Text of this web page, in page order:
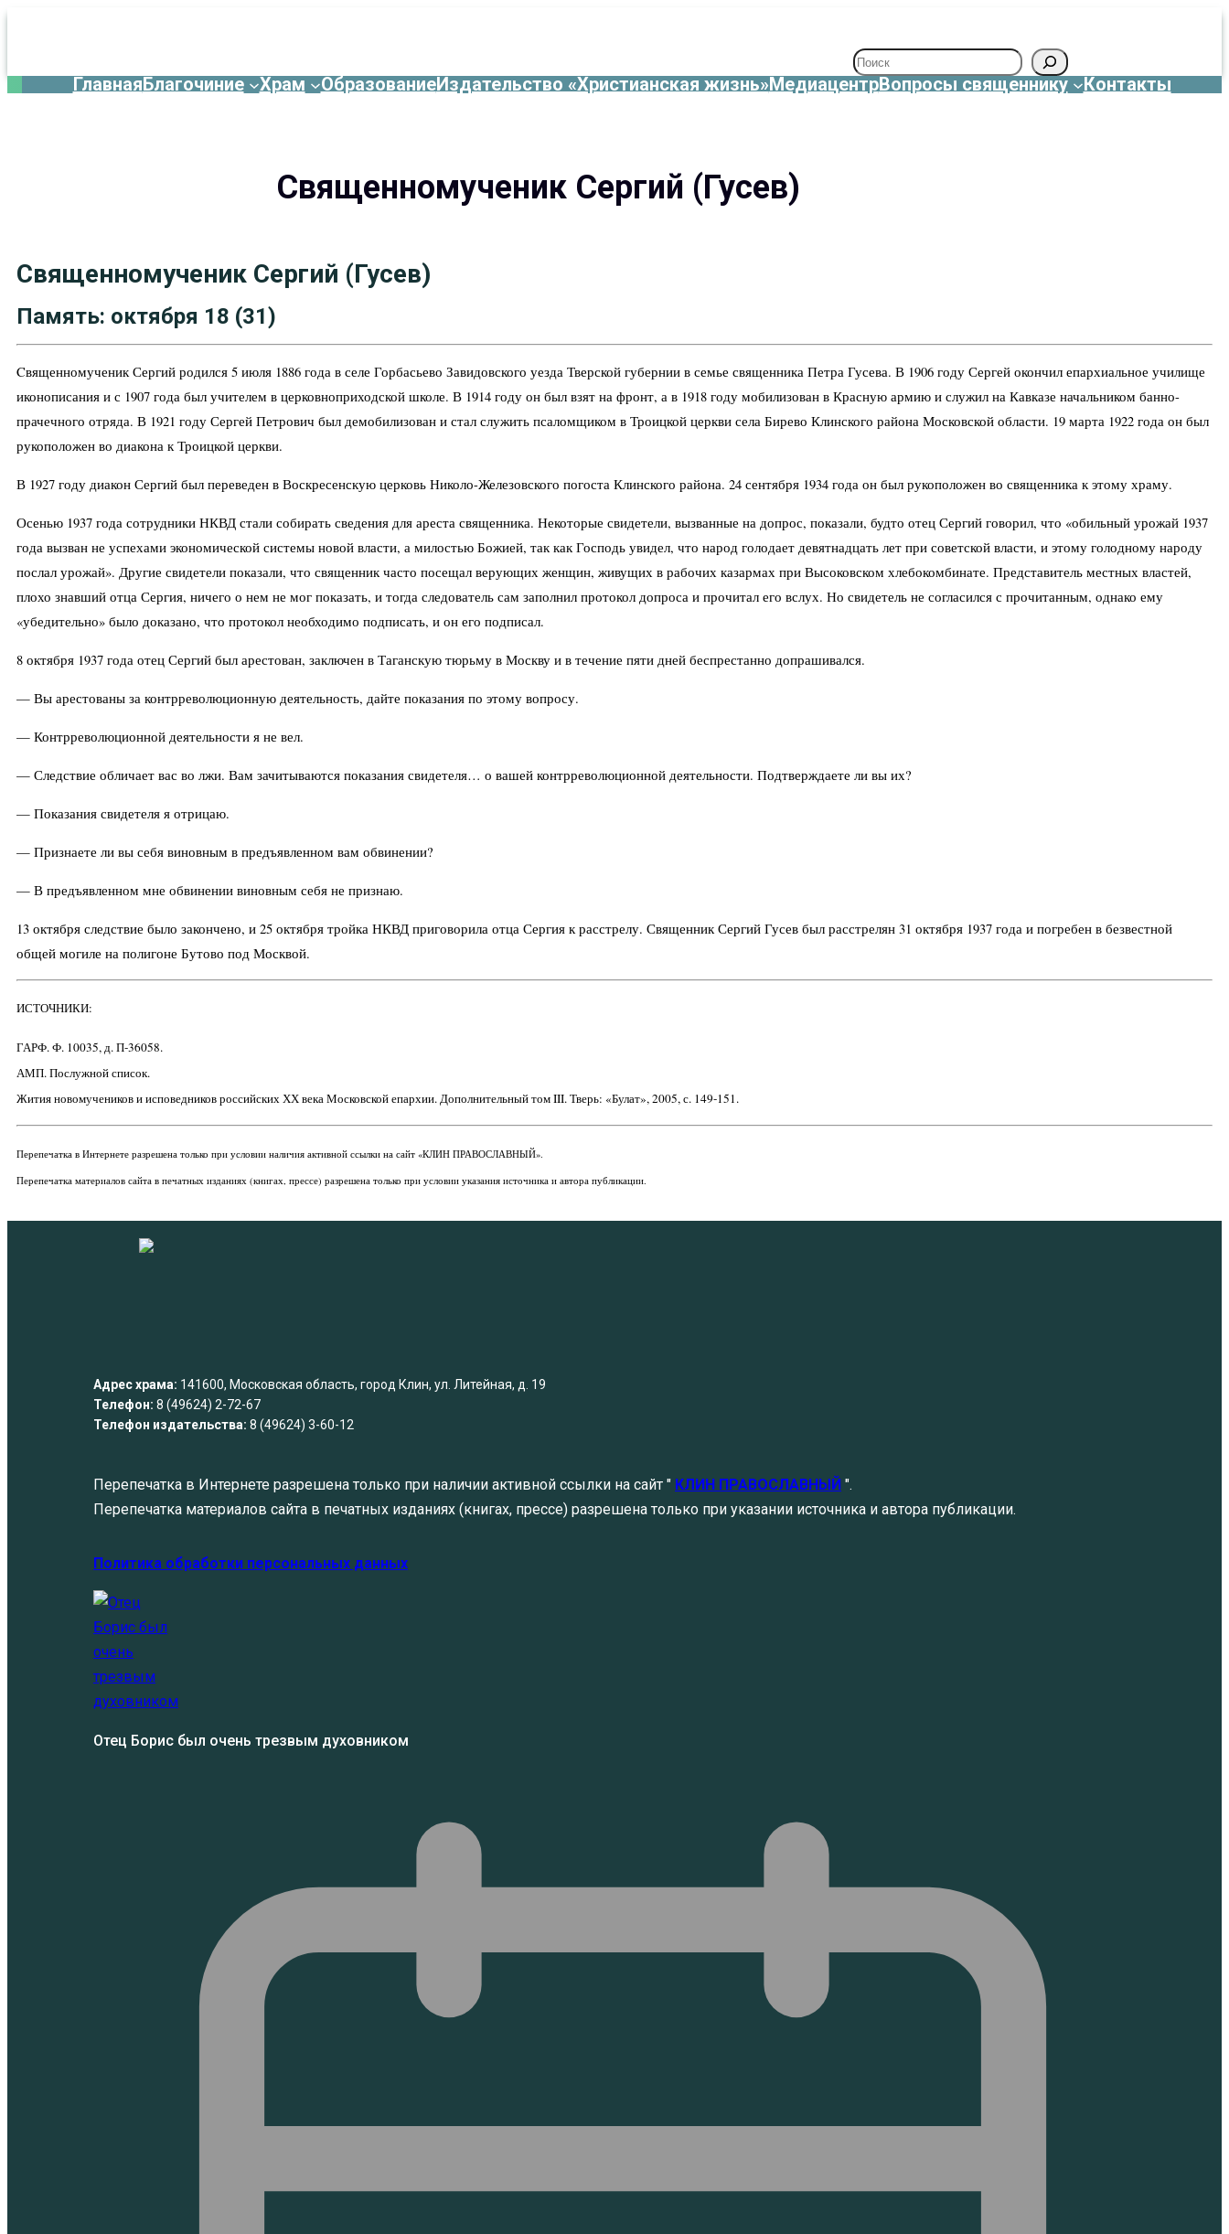
Поиск
ГлавнаяБлагочиние Храм ОбразованиеИздательство «Христианская жизнь»МедиацентрВопросы священнику Контакты
Священномученик Сергий (Гусев)
Священномученик Сергий (Гусев)
Память: октября 18 (31)
Cвященномученик Сергий родился 5 июля 1886 года в селе Горбасьево Завидовского уезда Тверской губернии в семье священника Петра Гусева. В 1906 году Сергей окончил епархиальное училище
иконописания и с 1907 года был учителем в церковноприходской школе. В 1914 году он был взят на фронт, а в 1918 году мобилизован в Красную армию и служил на Кавказе начальником банно-
прачечного отряда. В 1921 году Сергей Петрович был демобилизован и стал служить псаломщиком в Троицкой церкви села Бирево Клинского района Московской области. 19 марта 1922 года он был
рукоположен во диакона к Троицкой церкви.
В 1927 году диакон Сергий был переведен в Воскресенскую церковь Николо-Железовского погоста Клинского района. 24 сентября 1934 года он был рукоположен во священника к этому храму.
Осенью 1937 года сотрудники НКВД стали собирать сведения для ареста священника. Некоторые свидетели, вызванные на допрос, показали, будто отец Сергий говорил, что «обильный урожай 1937
года вызван не успехами экономической системы новой власти, а милостью Божией, так как Господь увидел, что народ голодает девятнадцать лет при советской власти, и этому голодному народу
послал урожай». Другие свидетели показали, что священник часто посещал верующих женщин, живущих в рабочих казармах при Высоковском хлебокомбинате. Представитель местных властей,
плохо знавший отца Сергия, ничего о нем не мог показать, и тогда следователь сам заполнил протокол допроса и прочитал его вслух. Но свидетель не согласился с прочитанным, однако ему
«убедительно» было доказано, что протокол необходимо подписать, и он его подписал.
8 октября 1937 года отец Сергий был арестован, заключен в Таганскую тюрьму в Москву и в течение пяти дней беспрестанно допрашивался.
— Вы арестованы за контрреволюционную деятельность, дайте показания по этому вопросу.
— Контрреволюционной деятельности я не вел.
— Следствие обличает вас во лжи. Вам зачитываются показания свидетеля… о вашей контрреволюционной деятельности. Подтверждаете ли вы их?
— Показания свидетеля я отрицаю.
— Признаете ли вы себя виновным в предъявленном вам обвинении?
— В предъявленном мне обвинении виновным себя не признаю.
13 октября следствие было закончено, и 25 октября тройка НКВД приговорила отца Сергия к расстрелу. Священник Сергий Гусев был расстрелян 31 октября 1937 года и погребен в безвестной
общей могиле на полигоне Бутово под Москвой.
ИСТОЧНИКИ:
ГАРФ. Ф. 10035, д. П-36058.
АМП. Послужной список.
Жития новомучеников и исповедников российских ХХ века Московской епархии. Дополнительный том III. Тверь: «Булат», 2005, с. 149-151.
Перепечатка в Интернете разрешена только при условии наличия активной ссылки на сайт «КЛИН ПРАВОСЛАВНЫЙ».
Перепечатка материалов сайта в печатных изданиях (книгах, прессе) разрешена только при условии указания источника и автора публикации.
Адрес храма: 141600, Московская область, город Клин, ул. Литейная, д. 19
Телефон: 8 (49624) 2-72-67
Телефон издательства: 8 (49624) 3-60-12
Перепечатка в Интернете разрешена только при наличии активной ссылки на сайт " КЛИН ПРАВОСЛАВНЫЙ ".
Перепечатка материалов сайта в печатных изданиях (книгах, прессе) разрешена только при указании источника и автора публикации.
Политика обработки персональных данных
Отец Борис был очень трезвым духовником